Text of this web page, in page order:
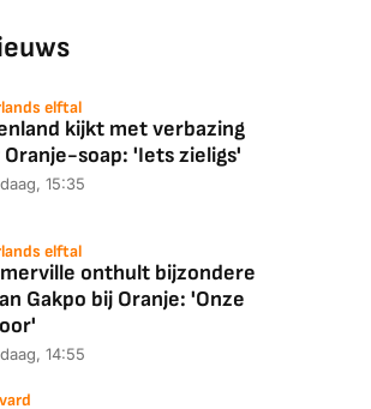
elftal
kijkt met verbazing
Oranje-soap: 'Iets zieligs'
15:35
elftal
onthult bijzondere
Gakpo bij Oranje: 'Onze
14:55